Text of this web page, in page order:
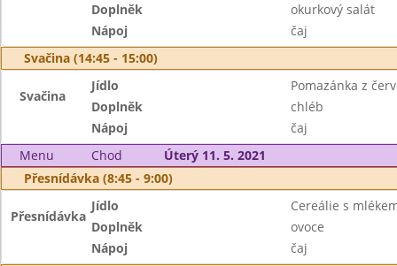
Doplněk
okurkový salát
Nápoj
čaj
Svačina (14:45 - 15:00)
Svačina
Jídlo
Pomazánka z
Doplněk
chléb
Nápoj
čaj
Menu
Chod
Úterý 11. 5. 2021
Přesnídávka (8:45 - 9:00)
Přesnídávka
Jídlo
Cereálie s
Doplněk
ovoce
Nápoj
čaj